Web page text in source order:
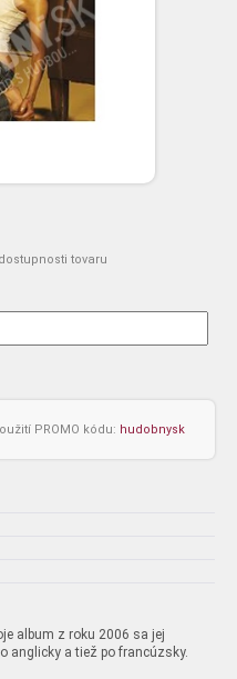
tovaru
PROMO kódu: hudobnysk
album z roku 2006 sa jej
anglicky a tiež po francúzsky.